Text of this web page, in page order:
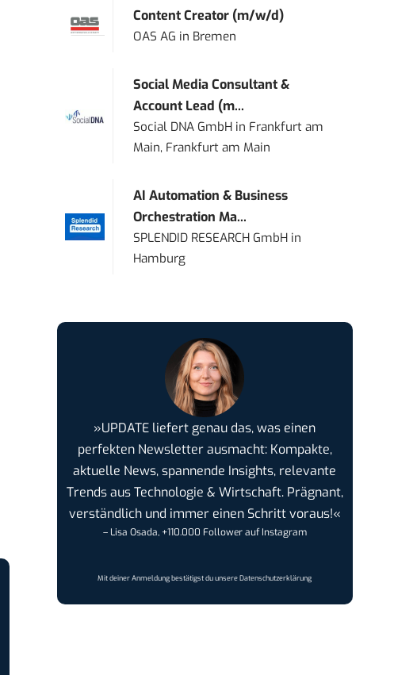
Content Creator (m/w/d)
OAS AG in Bremen
Social Media Consultant &
Account Lead (m...
Social DNA GmbH in Frankfurt am
Main, Frankfurt am Main
AI Automation & Business
Orchestration Ma...
SPLENDID RESEARCH GmbH in
Hamburg
»UPDATE liefert genau das, was einen
perfekten Newsletter ausmacht: Kompakte,
aktuelle News, spannende Insights, relevante
Trends aus Technologie & Wirtschaft. Prägnant,
verständlich und immer einen Schritt voraus!«
– Lisa Osada, +110.000 Follower auf Instagram
Mit deiner Anmeldung bestätigst du unsereDatenschutzerklärung